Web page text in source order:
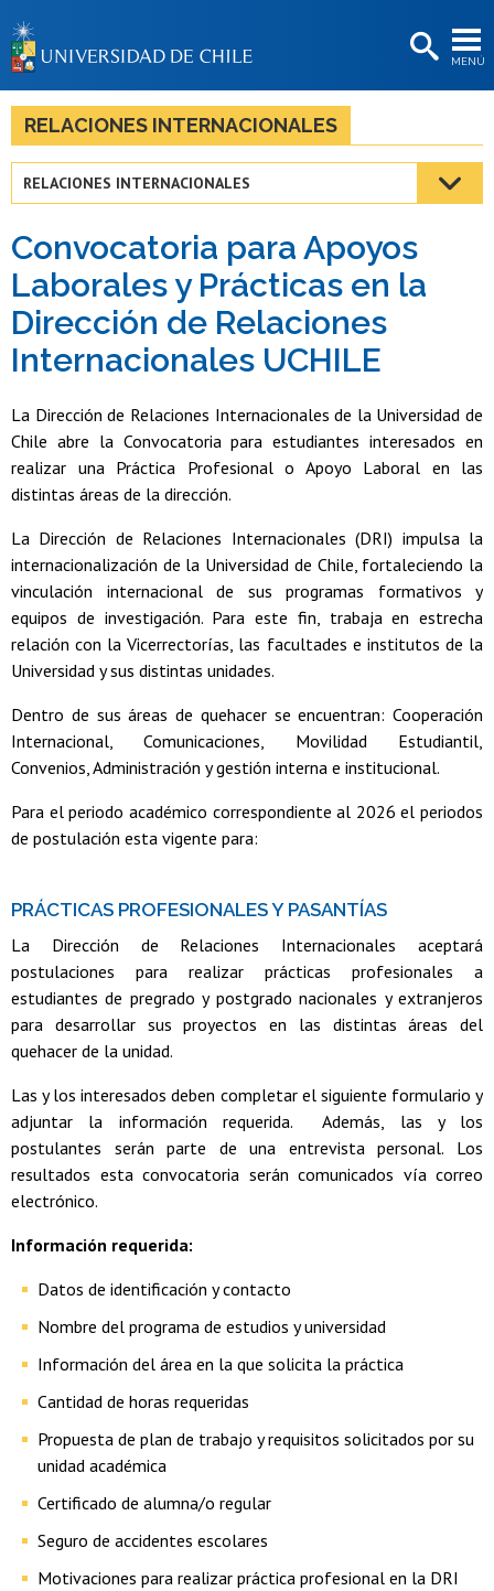
MENÚ
BIBLIOTECAS
LA UNIVERSIDAD
Estudiantes
Académicas/os
Funcionarias/os
Egresadas/os
RELACIONES INTERNACIONALES
RELACIONES INTERNACIONALES
Convocatoria para Apoyos
Laborales y Prácticas en la
Dirección de Relaciones
Internacionales UCHILE
La Dirección de Relaciones Internacionales de la Universidad de
Chile abre la Convocatoria para estudiantes interesados en
realizar una Práctica Profesional o Apoyo Laboral en las
distintas áreas de la dirección.
La Dirección de Relaciones Internacionales (DRI) impulsa la
internacionalización de la Universidad de Chile, fortaleciendo la
vinculación internacional de sus programas formativos y
equipos de investigación. Para este fin, trabaja en estrecha
relación con la Vicerrectorías, las facultades e institutos de la
Universidad y sus distintas unidades.
Dentro de sus áreas de quehacer se encuentran: Cooperación
Internacional, Comunicaciones, Movilidad Estudiantil,
Convenios, Administración y gestión interna e institucional.
Para el periodo académico correspondiente al 2026 el periodos
de postulación esta vigente para:
PRÁCTICAS PROFESIONALES Y PASANTÍAS
La Dirección de Relaciones Internacionales aceptará
postulaciones para realizar prácticas profesionales a
estudiantes de pregrado y postgrado nacionales y extranjeros
para desarrollar sus proyectos en las distintas áreas del
quehacer de la unidad.
Las y los interesados deben completar el siguiente formulario y
adjuntar la información requerida. Además, las y los
postulantes serán parte de una entrevista personal. Los
resultados esta convocatoria serán comunicados vía correo
electrónico.
Información requerida:
Datos de identificación y contacto
Nombre del programa de estudios y universidad
Información del área en la que solicita la práctica
Cantidad de horas requeridas
Propuesta de plan de trabajo y requisitos solicitados por su
unidad académica
Certificado de alumna/o regular
Seguro de accidentes escolares
Motivaciones para realizar práctica profesional en la DRI